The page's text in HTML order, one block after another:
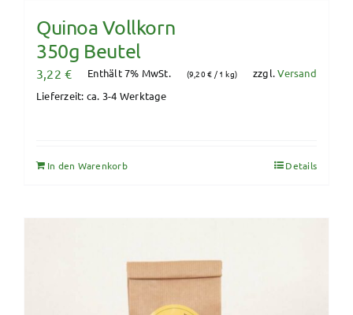
Quinoa Vollkorn
350g Beutel
3,22€ Enthält 7% MwSt. (9,20€ / 1 kg) zzgl.Versand
Lieferzeit: ca. 3-4 Werktage
In den Warenkorb Details